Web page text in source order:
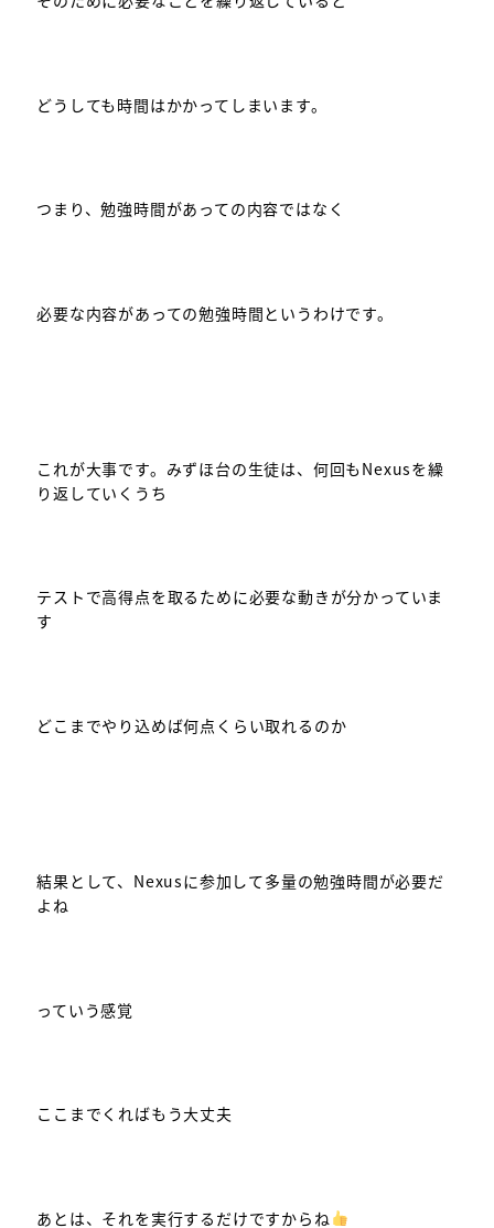
どうしても時間はかかってしまいます。
つまり、勉強時間があっての内容ではなく
必要な内容があっての勉強時間というわけです。
これが大事です。みずほ台の生徒は、何回もNexusを繰
り返していくうち
テストで高得点を取るために必要な動きが分かっていま
す
どこまでやり込めば何点くらい取れるのか
結果として、Nexusに参加して多量の勉強時間が必要だ
よね
っていう感覚
ここまでくればもう大丈夫
あとは、それを実行するだけですからね